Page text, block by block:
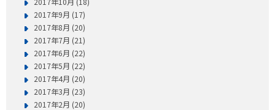
2017年9月 (17)
2017年8月 (20)
2017年7月 (21)
2017年6月 (22)
2017年5月 (22)
2017年4月 (20)
2017年3月 (23)
2017年2月 (20)